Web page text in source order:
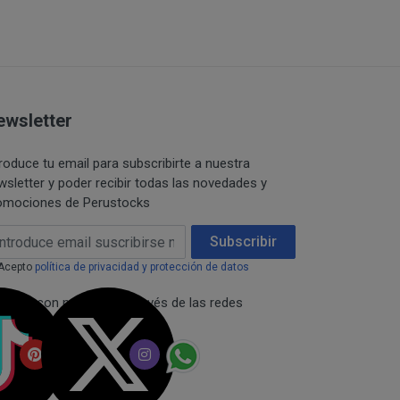
tu email para subscribirte a nuestra
y poder recibir todas las novedades y
de Perustocks
Address Subscribir
política de privacidad y protección de datos
con nosotros a través de las redes
de apología
estropear,
físicos y
de otros usuarios
a través de
mediante la
productos.
productos, el
lo cual supondrá la
www.perustocks.es.